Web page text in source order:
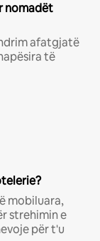
nomadët
afatgjatë
të
mobiluara,
strehimin e
për t'u